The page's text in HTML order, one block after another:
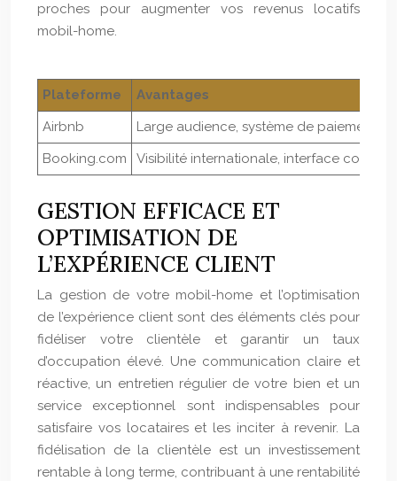
proches pour augmenter vos revenus locatifs
mobil-home.
Plateforme
Avantages
Airbnb
Large audience, système de paiement
Booking.com
Visibilité internationale, interface
GESTION EFFICACE ET
OPTIMISATION DE
L’EXPÉRIENCE CLIENT
La gestion de votre mobil-home et l’optimisation
de l’expérience client sont des éléments clés pour
fidéliser votre clientèle et garantir un taux
d’occupation élevé. Une communication claire et
réactive, un entretien régulier de votre bien et un
service exceptionnel sont indispensables pour
satisfaire vos locataires et les inciter à revenir. La
fidélisation de la clientèle est un investissement
rentable à long terme, contribuant à une rentabilité